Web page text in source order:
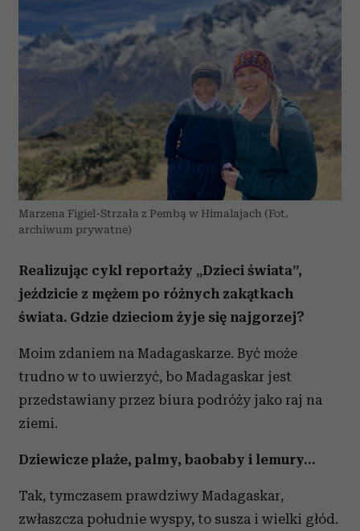
Marzena Figiel-Strzała z Pembą w Himalajach (Fot.
archiwum prywatne)
Realizując cykl reportaży „Dzieci świata”,
jeździcie z mężem po różnych zakątkach
świata. Gdzie dzieciom żyje się najgorzej?
Moim zdaniem na Madagaskarze. Być może
trudno w to uwierzyć, bo Madagaskar jest
przedstawiany przez biura podróży jako raj na
ziemi.
Dziewicze plaże, palmy, baobaby i lemury…
Tak, tymczasem prawdziwy Madagaskar,
zwłaszcza południe wyspy, to susza i wielki głód.